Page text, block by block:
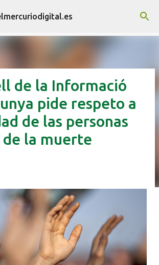
Ir al contenido principal
de la Informació
pide respeto a
de las personas
de la muerte